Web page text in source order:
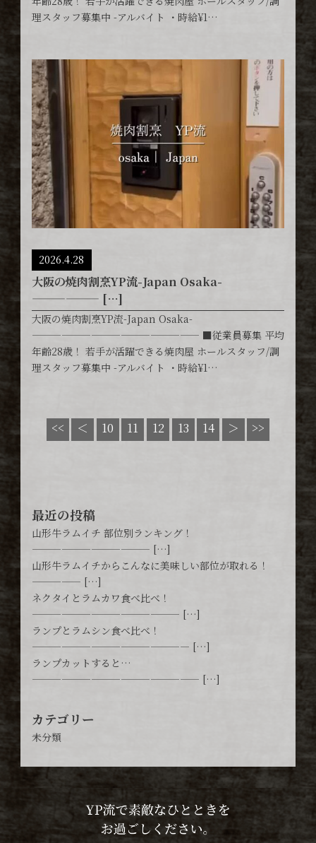
理スタッフ募集中 -アルバイト ・時給¥1…
2026.4.28
大阪の焼肉割烹YP流-Japan Osaka-
—————— […]
大阪の焼肉割烹YP流-Japan Osaka-
————————————————— ■従業員募集 平均
年齢28歳！ 若手が活躍できる焼肉屋 ホールスタッフ/調
理スタッフ募集中 -アルバイト ・時給¥1…
<< ＜ 10 11 12 13 14 ＞ >>
最近の投稿
山形牛ラムイチ 部位別ランキング！
———————————— […]
山形牛ラムイチからこんなに美味しい部位が取れる！
————— […]
ネクタイとラムカワ食べ比べ！
——————————————— […]
ランプとラムシン食べ比べ！
———————————————— […]
ランプカットすると…
————————————————— […]
カテゴリー
未分類